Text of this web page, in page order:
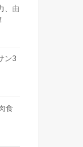
、由
ン3
食